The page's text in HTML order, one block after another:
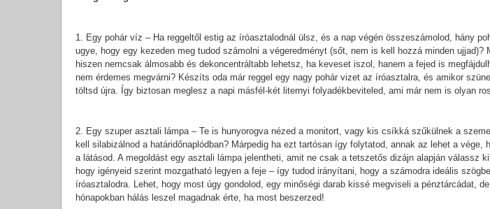
1. Egy pohár víz – Ha reggeltől estig az íróasztalodnál ülsz, és a nap végén összeszámolod, hány
ugye, hogy egy kezeden meg tudod számolni a végeredményt (sőt, nem is kell hozzá minden ujjad)?
hiszen nemcsak álmosabb és dekoncentráltabb lehetsz, ha keveset iszol, hanem a fejed is
nem érdemes megvárni? Készíts oda már reggel egy nagy pohár vizet az íróasztalra, és amikor
töltsd újra. Így biztosan meglesz a napi másfél-két liternyi folyadékbeviteled, ami már nem is olyan
2. Egy szuper asztali lámpa – Te is hunyorogva nézed a monitort, vagy kis csíkká szűkülnek a
kell silabizálnod a határidőnaplódban? Márpedig ha ezt tartósan így folytatod, annak az lehet a vége,
a látásod. A megoldást egy asztali lámpa jelentheti, amit ne csak a tetszetős dizájn alapján válassz
hogy igényeid szerint mozgatható legyen a feje – így tudod irányítani, hogy a számodra ideális
íróasztalodra. Lehet, hogy most úgy gondolod, egy minőségi darab kissé megviseli a pénztárcádat,
hónapokban hálás leszel magadnak érte, ha most beszerzed!